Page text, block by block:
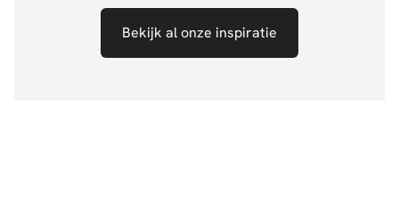
Bekijk al onze inspiratie